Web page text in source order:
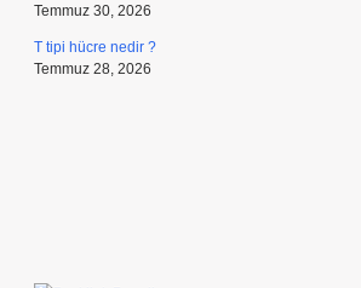
Temmuz 30, 2026
T tipi hücre nedir ?
Temmuz 28, 2026